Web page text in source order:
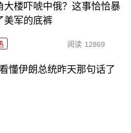
大楼吓唬中俄？这事恰恰暴
美军的底裤
阅读 12869
懂伊朗总统昨天那句话了